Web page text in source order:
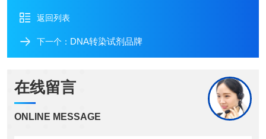
返回列表
下一个： DNA转染试剂品牌
在线留言
ONLINE MESSAGE